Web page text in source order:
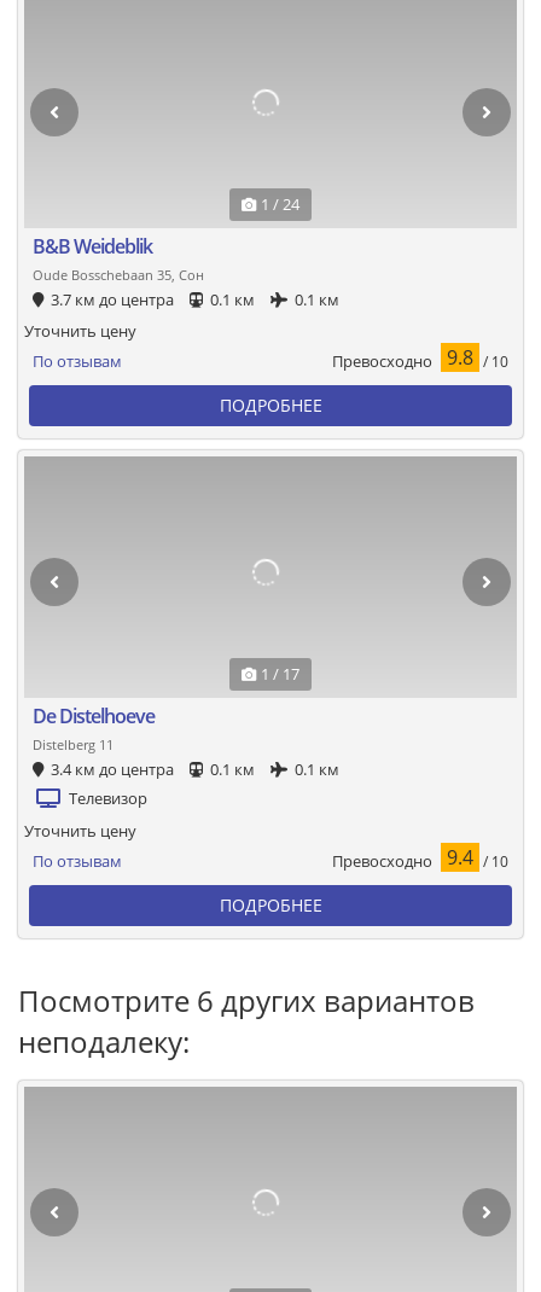
1 / 24
B&B Weideblik
Oude Bosschebaan 35, Сон
3.7 км до центра 0.1 км 0.1 км
По отзывам Превосходно 9.8 / 10
Уточнить цену
ПОДРОБНЕЕ
1 / 17
De Distelhoeve
Distelberg 11
3.4 км до центра 0.1 км
0.1 км
Телевизор
По отзывам Превосходно 9.4 / 10
Уточнить цену
ПОДРОБНЕЕ
Посмотрите 6 других вариантов
неподалеку: